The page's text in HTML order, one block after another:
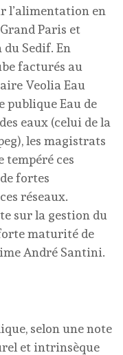
l’alimentation en
Paris et
Sedif. En
facturés au
Veolia Eau
publique Eau de
eaux (celui de la
les magistrats
tempéré ces
fortes
réseaux.
sur la gestion du
maturité de
André Santini.
selon une note
et intrinsèque